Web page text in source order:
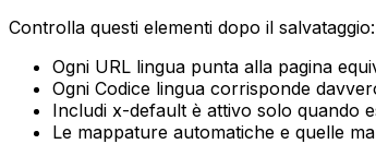
Controlla questi elementi dopo il salvataggio:
Ogni URL lingua punta alla pagina
Ogni Codice lingua corrisponde
Includi x-default è attivo solo quando
Le mappature automatiche e quelle